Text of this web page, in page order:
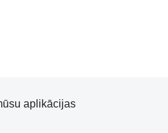
aplikācijas